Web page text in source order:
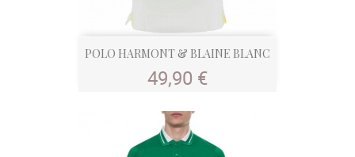
POLO HARMONT & BLAINE BLANC
Prix
49,90 €